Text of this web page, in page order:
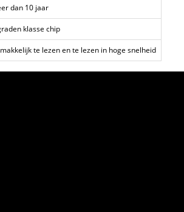
dan 10 jaar
klasse chip
te lezen en te lezen in hoge snelheid